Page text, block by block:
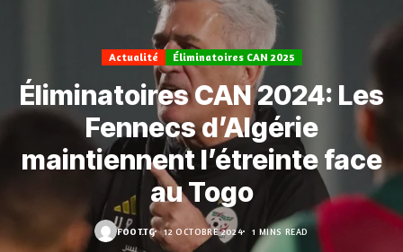
Actualité Éliminatoires CAN 2025
Éliminatoires CAN 2024: Les
Fennecs d’Algérie
maintiennent l’étreinte face
au Togo
FOOT.TG 12 OCTOBRE 2024 1 MINS READ